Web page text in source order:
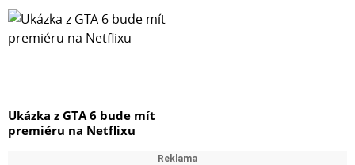
Ukázka z GTA 6 bude mít
premiéru na Netflixu